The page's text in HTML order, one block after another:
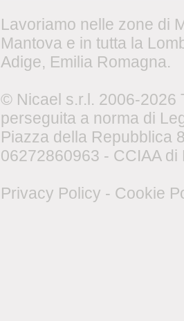
Lavoriamo nelle zone di
Mantova e in tutta la
Adige, Emilia Romagna.
© Nicael s.r.l. 2006-2026
perseguita a norma di
Piazza della Repubblica
06272860963 - CCIAA di
Privacy Policy - Cookie